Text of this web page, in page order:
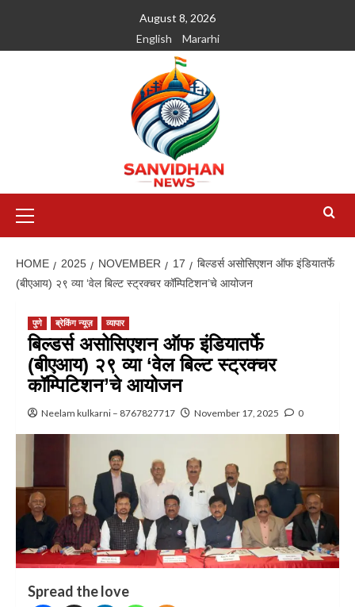
August 8, 2026
English
Mararhi
HOME 2025 NOVEMBER 17
बिल्डर्स असोसिएशन ऑफ इंडियातर्फे
(बीएआय) २९ व्या ‘वेल बिल्ट स्ट्रक्चर कॉम्पिटिशन’चे आयोजन
पुणे ब्रेकिंग न्यूज़ व्यापार
बिल्डर्स असोसिएशन ऑफ इंडियातर्फे
(बीएआय) २९ व्या ‘वेल बिल्ट स्ट्रक्चर
कॉम्पिटिशन’चे आयोजन
Neelam kulkarni – 8767827717 November 17, 2025 0
Spread the love